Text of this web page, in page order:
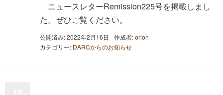
ニュースレターRemission225号を掲載しまし
た。ぜひご覧ください。
公開済み: 2022年2月16日 作成者:orion
カテゴリー: DARCからのお知らせ